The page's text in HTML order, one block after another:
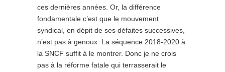
ces dernières années. Or, la différence
fondamentale c’est que le mouvement
syndical, en dépit de ses défaites successives,
n’est pas à genoux. La séquence 2018-2020 à
la SNCF suffit à le montrer. Donc je ne crois
pas à la réforme fatale qui terrasserait le